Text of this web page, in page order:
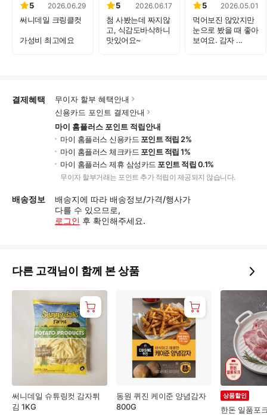
5 2026.06.29
써니데일 크링클컷
가성비 최고에요
5 2026.06.17
첨 사봤는데 짜지않
고, 식감도바삭하니
맛있어요~
5 2026.05.01
먹어보진 않았지만
눈으로 봤을 때 좋아
보여요. 감자 ...
결제혜택
무이자 할부 혜택안내
신용카드 포인트 결제안내
마이 홈플러스 포인트 적립안내
마이 홈플러스 신용카드 포인트 적립 2%
마이 홈플러스 체크카드 포인트 적립 1%
마이 홈플러스 제휴 삼성카드 포인트 적립 0.1%
무이자 할부거래는 포인트 추가 적립이 제공되지 않습니다.
배송정보
배송지에 따라 배송정보/가격/행사가
다를 수 있으므로,
로그인 후 확인해주세요.
다른 고객님이 함께 본 상품
써니데일 슈튜링컷 감자튀
김 1KG
동원 퀴진 케이준 양념감자
800G
한돈 일품포
상품할인